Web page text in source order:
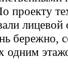
проекту
бережно,
одним